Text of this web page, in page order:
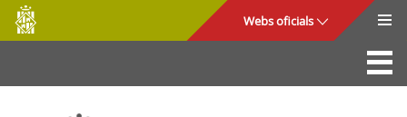
Salta al contingut principal
Consell
de
Mallorca
Webs oficials
La Seu